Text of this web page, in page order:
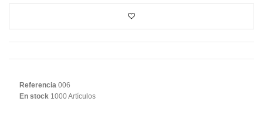
Referencia 006
En stock 1000 Artículos